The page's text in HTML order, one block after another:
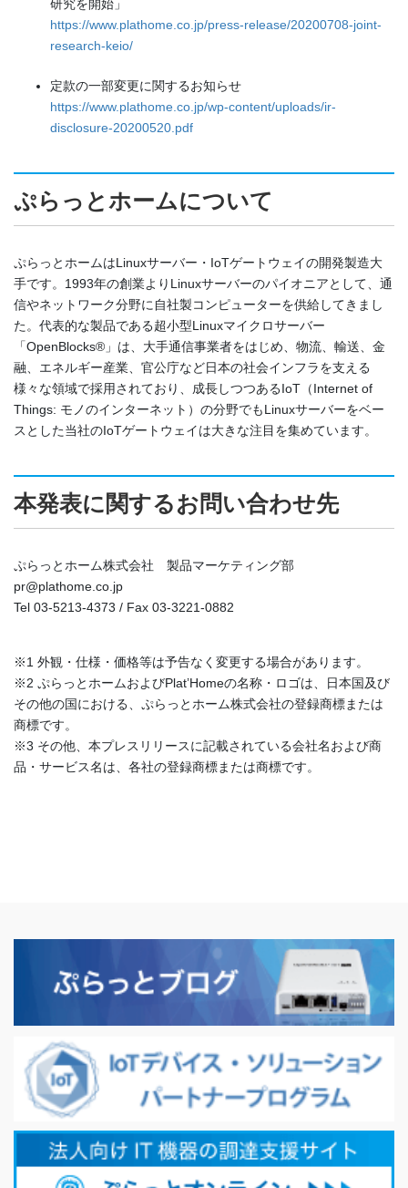
研究を開始」
https://www.plathome.co.jp/press-release/20200708-joint-
research-keio/
定款の一部変更に関するお知らせ
https://www.plathome.co.jp/wp-content/uploads/ir-
disclosure-20200520.pdf
ぷらっとホームについて
ぷらっとホームはLinuxサーバー・IoTゲートウェイの開発製造大
手です。1993年の創業よりLinuxサーバーのパイオニアとして、通
信やネットワーク分野に自社製コンピューターを供給してきまし
た。代表的な製品である超小型Linuxマイクロサーバー
「OpenBlocks®」は、大手通信事業者をはじめ、物流、輸送、金
融、エネルギー産業、官公庁など日本の社会インフラを支える
様々な領域で採用されており、成長しつつあるIoT（Internet of
Things: モノのインターネット）の分野でもLinuxサーバーをベー
スとした当社のIoTゲートウェイは大きな注目を集めています。
本発表に関するお問い合わせ先
ぷらっとホーム株式会社 製品マーケティング部
pr@plathome.co.jp
Tel 03-5213-4373 / Fax 03-3221-0882
※1 外観・仕様・価格等は予告なく変更する場合があります。
※2 ぷらっとホームおよびPlat’Homeの名称・ロゴは、日本国及び
その他の国における、ぷらっとホーム株式会社の登録商標または
商標です。
※3 その他、本プレスリリースに記載されている会社名および商
品・サービス名は、各社の登録商標または商標です。